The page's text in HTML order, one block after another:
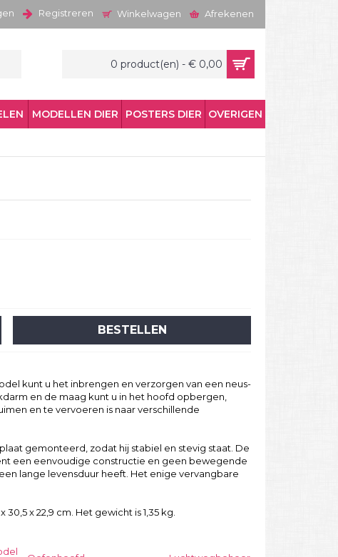
Registreren Winkelwagen Afrekenen
0 product(en) - € 0,00
MODELLEN DIER POSTERS DIER OVERIGEN
BESTELLEN
kunt u het inbrengen en verzorgen van een neus-
en de maag kunt u in het hoofd opbergen,
en te vervoeren is naar verschillende
gemonteerd, zodat hij stabiel en stevig staat. De
een eenvoudige constructie en geen bewegende
lange levensduur heeft. Het enige vervangbare
x 22,9 cm. Het gewicht is 1,35 kg.